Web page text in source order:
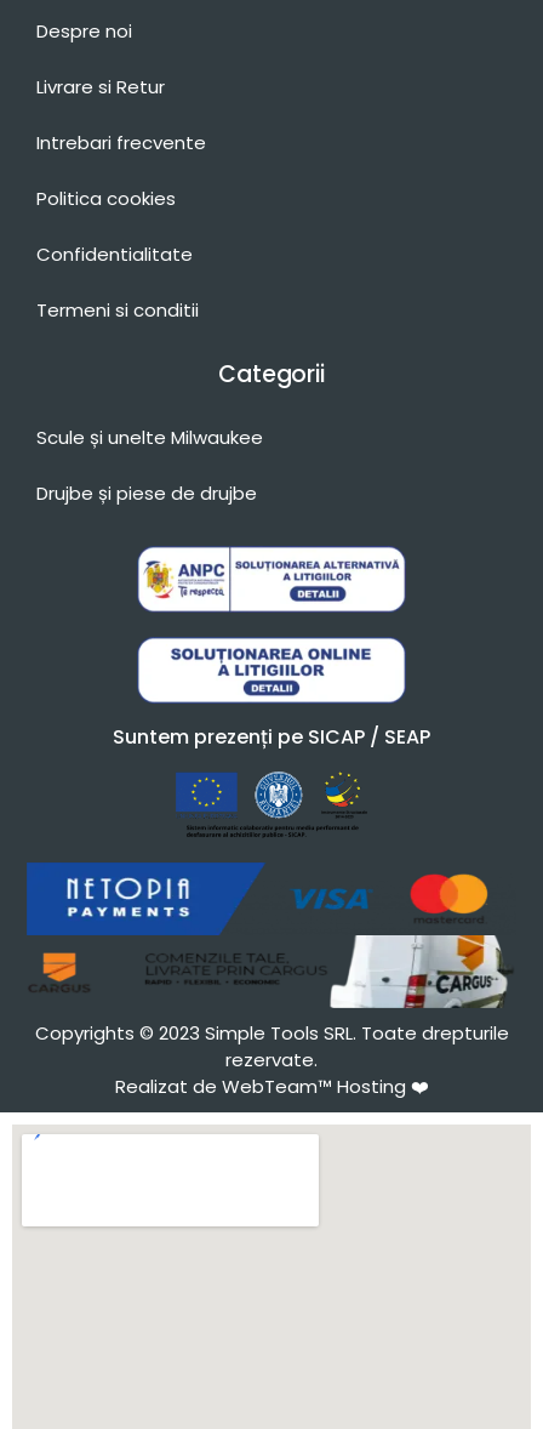
Despre noi
Livrare si Retur
Intrebari frecvente
Politica cookies
Confidentialitate
Termeni si conditii
Categorii
Scule și unelte Milwaukee
Drujbe și piese de drujbe
Suntem prezenți pe SICAP / SEAP
Copyrights © 2023 Simple Tools SRL. Toate drepturile
rezervate.
Realizat de WebTeam™ Hosting ❤️